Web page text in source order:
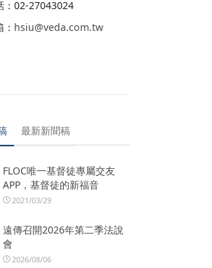
：02-27043024
hsiu@veda.com.tw
最新新聞稿
FLOC唯一基督徒專屬交友
APP，基督徒的新福音
2021/03/29
遠傳召開2026年第二季法說
會
2026/08/06